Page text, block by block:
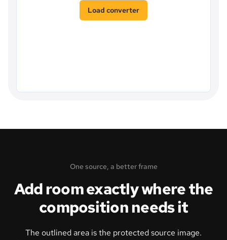
Load converter
One source, a better frame
Add room exactly where the
composition needs it
The outlined area is the protected source image.